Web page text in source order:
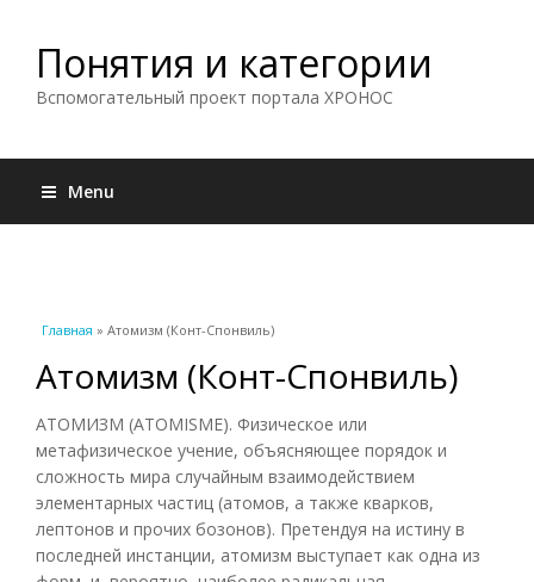
Понятия и категории
Вспомогательный проект портала ХРОНОС
Menu
Вы здесь
Главная » Атомизм (Конт-Спонвиль)
Атомизм (Конт-Спонвиль)
АТОМИЗМ (ATOMISME). Физическое или
метафизическое учение, объясняющее порядок и
сложность мира случайным взаимодействием
элементарных частиц (атомов, а также кварков,
лептонов и прочих бозонов). Претендуя на истину в
последней инстанции, атомизм выступает как одна из